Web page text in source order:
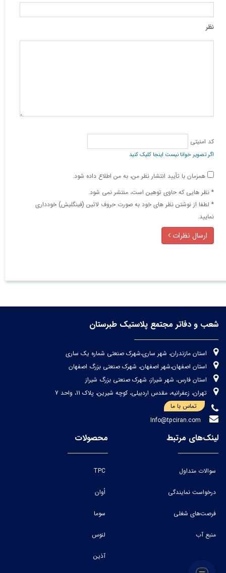
نظر
کد امنیتی
اگر تصویر خوانا نیست اینجا کلیک کنید
همزمان با تأیید انتشار نظر من، به من اطلاع داده شود.
* نظر هایی كه حاوی توهین است، منتشر نمی شود.
* لطفا از نوشتن نظر های خود به صورت حروف لاتین (فینگلیش) خودداری
نمایید.
ارسال نظرات
شعب و دفاتر مجتمع پلاستیک طبرستان
استان مازندران، شهر ساری،شهرک صنعتی شماره یک ساری
استان اصفهان،شهر اصفهان، شهرک صنعتی بزرگ اصفهان
استان فارس، شهر شیراز، شهرک صنعتی بزرگ شیراز
تهران، زعفرانیه، مقدس اردبیلی، کوچه شیرین، پلاک 11، واحد 7
تماس با ما
لینک‌های مرتبط
سوالات متداول
درخواست نمایندگی
فرصت‌های شغلی
منبع آب
محصولات
TPC
اُوان
سوما
لنوس
آذین